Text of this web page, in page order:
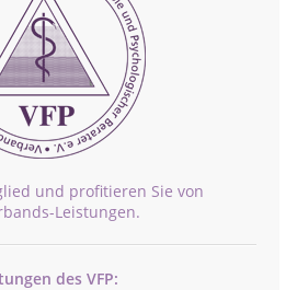
und profitieren Sie von
Leistungen.
des VFP: